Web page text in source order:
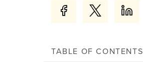
TABLE OF CONTENTS